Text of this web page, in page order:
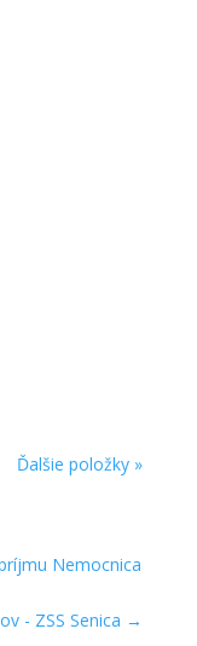
Ďalšie položky »
Nemocnica
- ZSS Senica →